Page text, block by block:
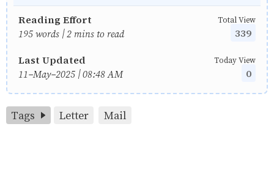
Reading Effort
195 words | 2 mins to read
Total View
339
Last Updated
11-May-2025 | 08:48 AM
Today View
0
Tags Letter Mail